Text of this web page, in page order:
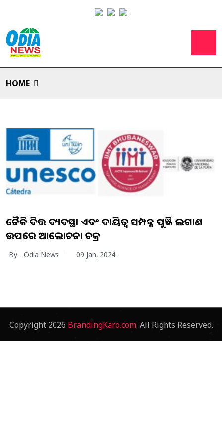
HOME
ନୈତିକ ବିତ୍ତ ବ୍ୟବସ୍ଥା ଏବଂ ଦାୟିତ୍ବ ସମ୍ପନ୍ନ ପୁଞ୍ଜି ଲଗାଣ
ଉପରେ ଆଲୋଚନା ଚକ୍ର
By - Odia News 09 Jan, 2024
Copyright 2026 BrandingKaro.com. All Rights Reserved.